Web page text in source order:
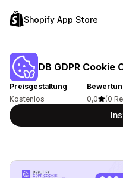
Shopify App Store
DB GDPR Cookie
Preisgestaltung
Kostenlos
0,0
(0